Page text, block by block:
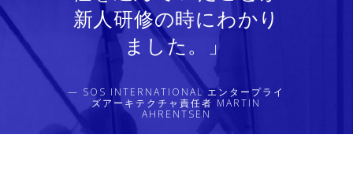
新人研修の時にわかり
ました。」
— SOS INTERNATIONAL エンタープライ
ズアーキテクチャ責任者 MARTIN
AHRENTSEN